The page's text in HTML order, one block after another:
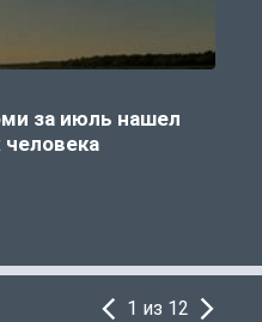
за июль нашел
1 из 12